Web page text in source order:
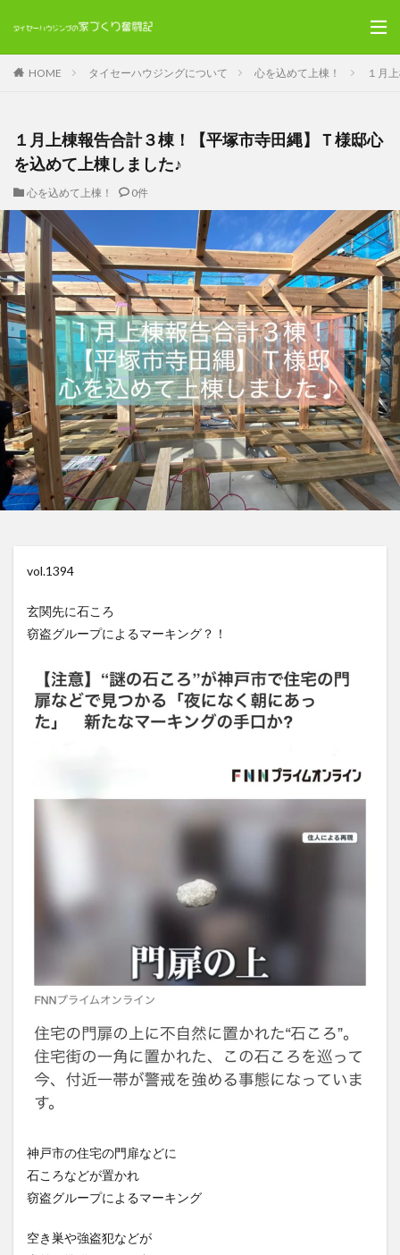
HOME タイセーハウジングについて 心を込めて上棟！ １月
１月上棟報告合計３棟！【平塚市寺田縄】Ｔ様邸心
を込めて上棟しました♪
心を込めて上棟！ 0件
vol.1394
玄関先に石ころ
窃盗グループによるマーキング？！
神戸市の住宅の門扉などに
石ころなどが置かれ
窃盗グループによるマーキング
空き巣や強盗犯などが